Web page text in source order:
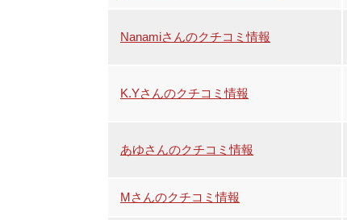
Nanamiさんのクチコミ情報
K.Yさんのクチコミ情報
あゆさんのクチコミ情報
Mさんのクチコミ情報